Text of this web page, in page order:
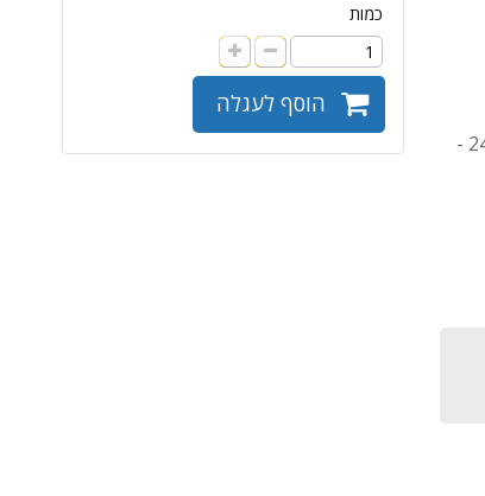
מחשב נייד Apple MacBook Pro - M4 - מעבד Apple M4 - זיכרון 24GB -
כמות
הוסף לעגלה